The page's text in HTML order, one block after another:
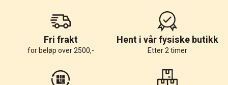
Fri frakt
for beløp over 2500,-
Hent i vår fysiske butikk
Etter 2 timer